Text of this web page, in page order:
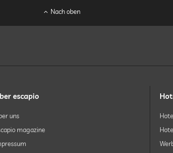
Nach oben
escapio
uns
magazine